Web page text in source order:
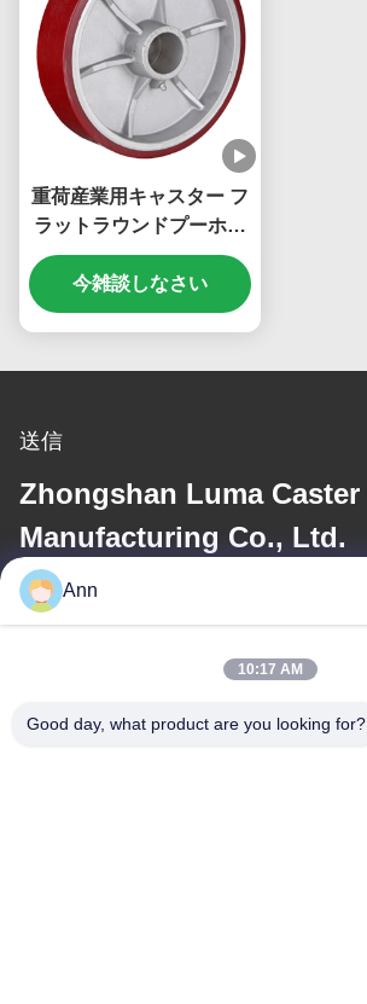
重荷産業用キャスター フ
ラットラウンドプーホイ
ール 鋳鉄コア ワイ 負荷
容量 270 kg から 1600
kg
今雑談しなさい
送信
Zhongshan Luma Caster
Manufacturing Co., Ltd.
電子メール
Ann
10:17 AM
Good day, what product are you looking for?